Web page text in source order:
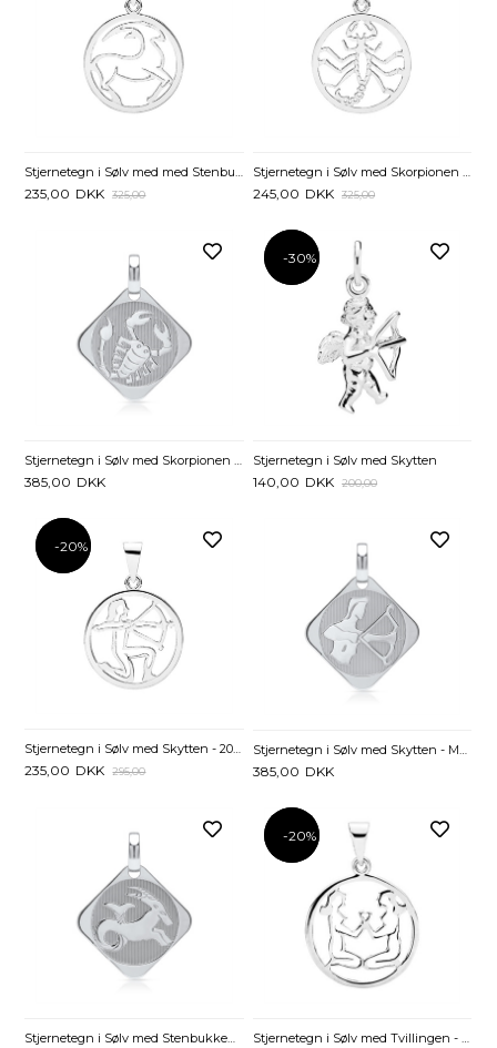
Stjernetegn i Sølv med med Stenbukken - 20 mm
235,00 DKK 325,00
Stjernetegn i Sølv med Skorpionen - 20 mm
245,00 DKK 325,00
Stjernetegn i Sølv med Skorpionen - Mulighed for gravering
385,00 DKK
-30%
-30%
Stjernetegn i Sølv med Skytten
140,00 DKK 200,00
-20%
-20%
Stjernetegn i Sølv med Skytten - 20mm
235,00 DKK 295,00
Stjernetegn i Sølv med Skytten - Mulighed for gravering
385,00 DKK
Stjernetegn i Sølv med Stenbukken - Mulighed for gravering
-20%
-20%
Stjernetegn i Sølv med Tvillingen - 20 mm